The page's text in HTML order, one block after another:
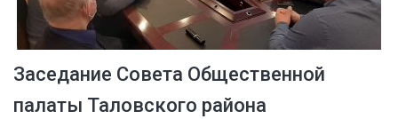
Заседание Совета Общественной
палаты Таловского района